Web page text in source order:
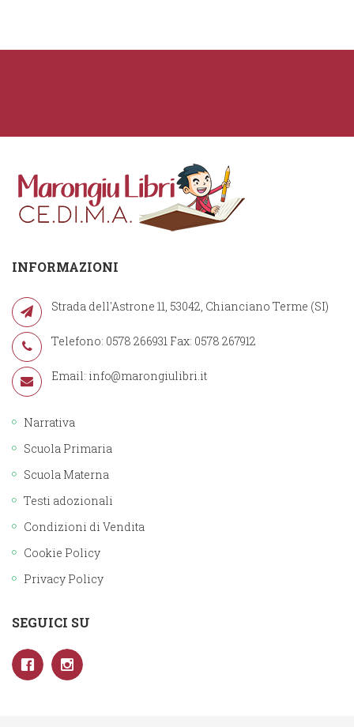
INFORMAZIONI
Strada dell'Astrone 11, 53042, Chianciano Terme (SI)
Telefono: 0578 266931 Fax: 0578 267912
Email: info@marongiulibri.it
Narrativa
Scuola Primaria
Scuola Materna
Testi adozionali
Condizioni di Vendita
Cookie Policy
Privacy Policy
SEGUICI SU